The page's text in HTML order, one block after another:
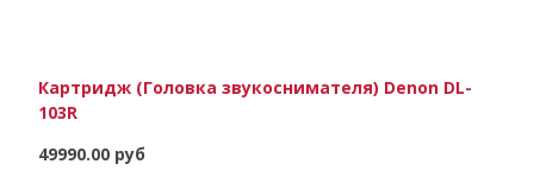
Картридж (Головка звукоснимателя) Denon DL-
103R
49990.00 руб